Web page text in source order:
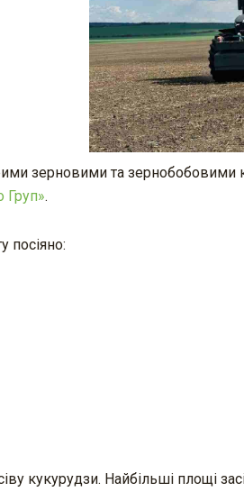
зерновими та
Груп».
посіяно:
кукурудзи. Найбільші площі